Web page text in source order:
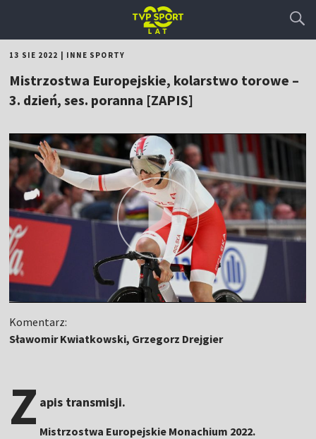
13 SIE 2022 INNE SPORTY
Mistrzostwa Europejskie, kolarstwo torowe –
3. dzień, ses. poranna [ZAPIS]
Komentarz:
Sławomir Kwiatkowski, Grzegorz Drejgier
Z apis transmisji.
Mistrzostwa Europejskie Monachium 2022.